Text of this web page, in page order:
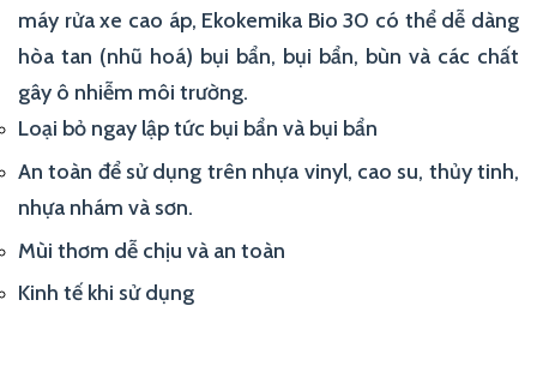
máy rửa xe cao áp, Ekokemika Bio 30 có thể dễ dàng
hòa tan (nhũ hoá) bụi bẩn, bụi bẩn, bùn và các chất
gây ô nhiễm môi trường.
Loại bỏ ngay lập tức bụi bẩn và bụi bẩn
An toàn để sử dụng trên nhựa vinyl, cao su, thủy tinh,
nhựa nhám và sơn.
Mùi thơm dễ chịu và an toàn
Kinh tế khi sử dụng